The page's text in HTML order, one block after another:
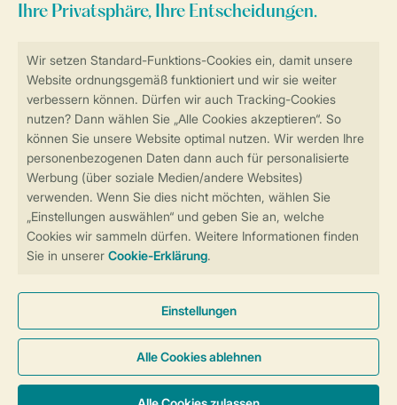
Sicherstellung Deiner Privatsphäre
Sicher und schnell zur Online-Buchung
Sichere Datenübertragung
Sicheres Bezahlen
Cookies und Banner
Barrierefreiheit
© 2026 Landal GreenParks GmbH